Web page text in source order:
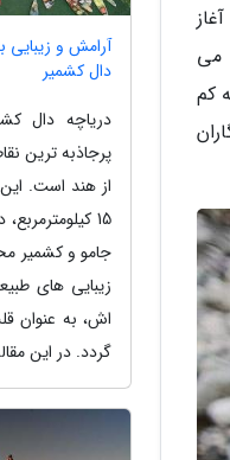
می
کم
آرامش و
دال کشمیر
دریاچه دال
پرجاذبه ترین
از هند است.
15
جامو و کشمیر
زیبایی های
اش، به عنوان
گردد. در این